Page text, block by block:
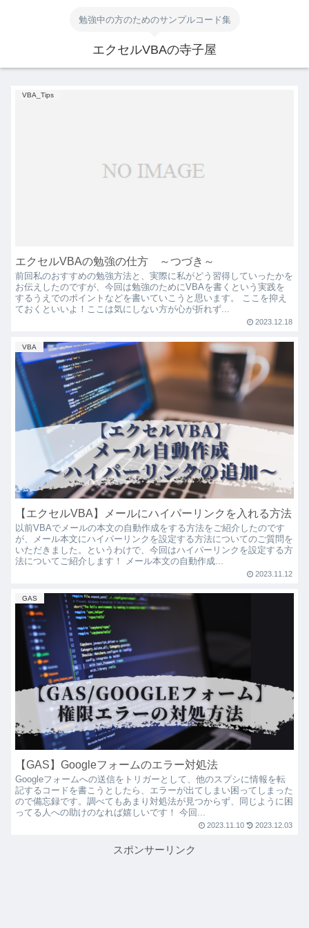
勉強中の方のためのサンプルコード集
エクセルVBAの寺子屋
VBA_Tips
エクセルVBAの勉強の仕方 ～つづき～
前回私のおすすめの勉強方法と、実際に私がどう習得していったかを
お伝えしたのですが、今回は勉強のためにVBAを書くという実践を
するうえでのポイントなどを書いていこうと思います。 ここを抑え
ておくといいよ！ここは気にしない方が心が折れず...
2023.12.18
VBA
【エクセルVBA】メールにハイパーリンクを入れる方法
以前VBAでメールの本文の自動作成をする方法をご紹介したのです
が、メール本文にハイパーリンクを設定する方法についてのご質問を
いただきました。というわけで、今回はハイパーリンクを設定する方
法についてご紹介します！ メール本文の自動作成...
2023.11.12
GAS
【GAS】Googleフォームのエラー対処法
Googleフォームへの送信をトリガーとして、他のスプシに情報を転
記するコードを書こうとしたら、エラーが出てしまい困ってしまった
ので備忘録です。調べてもあまり対処法が見つからず、同じように困
ってる人への助けのなれば嬉しいです！ 今回...
2023.11.10 2023.12.03
スポンサーリンク